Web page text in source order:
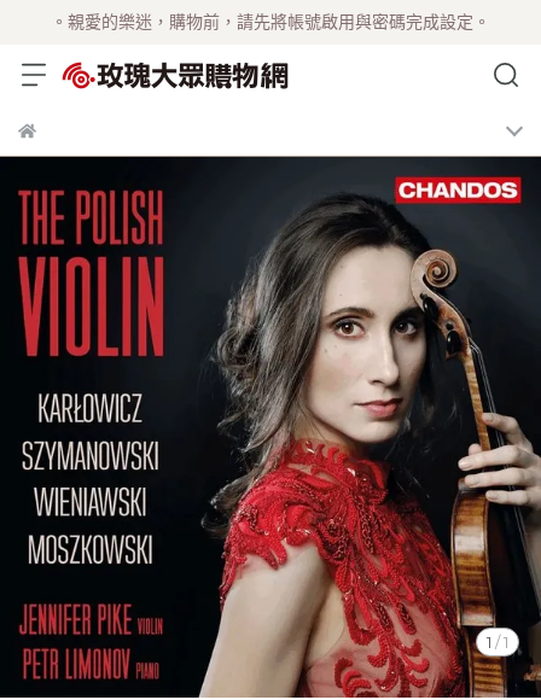
。親愛的樂迷，購物前，請先將帳號啟用與密碼完成設定。
1 /1